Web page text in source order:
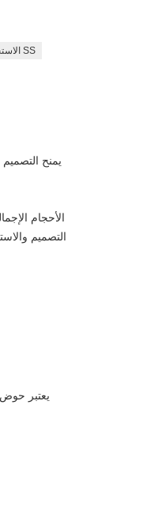
الاستخدام التجاري بالوعة الحمام SS
يمنح
التصميم
يعتبر حوض